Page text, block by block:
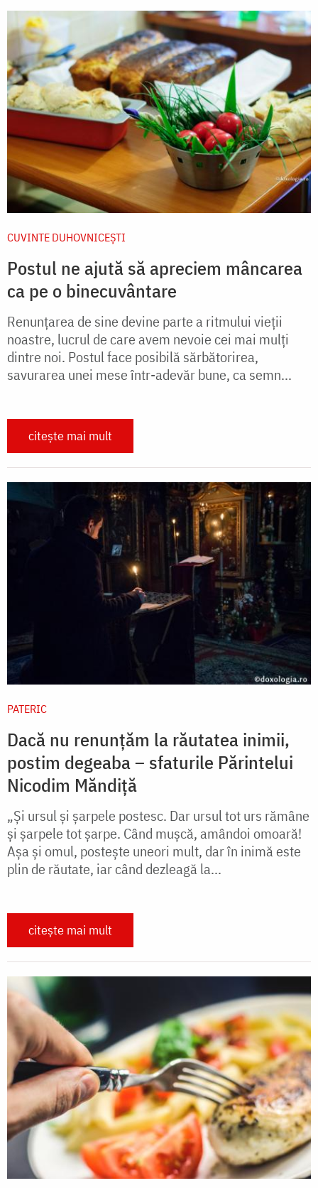
CUVINTE DUHOVNICEȘTI
Postul ne ajută să apreciem mâncarea
ca pe o binecuvântare
Renunțarea de sine devine parte a ritmului vieții
noastre, lucrul de care avem nevoie cei mai mulți
dintre noi. Postul face posibilă sărbătorirea,
savurarea unei mese într-adevăr bune, ca semn...
citește mai mult
PATERIC
Dacă nu renunțăm la răutatea inimii,
postim degeaba – sfaturile Părintelui
Nicodim Măndiță
„Și ursul şi şarpele postesc. Dar ursul tot urs rămâne
şi şarpele tot şarpe. Când muşcă, amândoi omoară!
Aşa şi omul, posteşte uneori mult, dar în inimă este
plin de răutate, iar când dezleagă la...
citește mai mult